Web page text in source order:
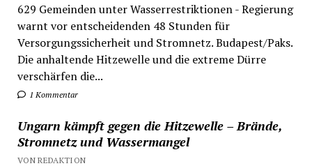
629 Gemeinden unter Wasserrestriktionen - Regierung
warnt vor entscheidenden 48 Stunden für
Versorgungssicherheit und Stromnetz. Budapest/Paks.
Die anhaltende Hitzewelle und die extreme Dürre
verschärfen die...
1 Kommentar
Ungarn kämpft gegen die Hitzewelle – Brände,
Stromnetz und Wassermangel
VON REDAKTION